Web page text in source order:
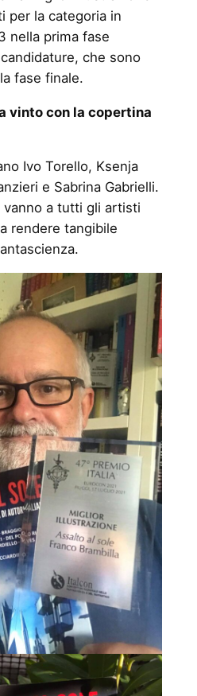
per la categoria in
nella prima fase
che sono
fase finale.
vinto con la copertina
Ivo Torello, Ksenja
e Sabrina Gabrielli.
a tutti gli artisti
rendere tangibile